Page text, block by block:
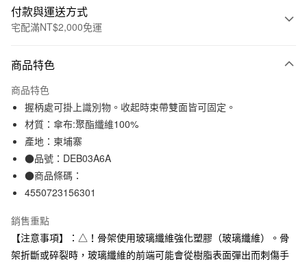
付款與運送方式
宅配滿NT$2,000免運
信用卡一次付款
信用卡分期付款
3 期 0 利率 每期NT$196
合作金庫商業銀行
華南商業銀行
上海商業儲蓄銀行
臺灣中小企業銀行
匯豐（台灣）商業銀行
聯邦商業銀行
元大商業銀行
永豐商業銀行
玉山商業銀行
星展（台灣）商業銀行
LINE Pay
Apple Pay
街口支付
悠遊付
運送方式
商品特色
商品特色
握柄處可掛上識別物。收起時束帶雙面皆可固定。
材質：傘布:聚酯纖維100%
產地：柬埔寨
●品號：DEB03A6A
●商品條碼：
4550723156301
銷售重點
【注意事項】：△！骨架使用玻璃纖維強化塑膠（玻璃纖維）。骨
架折斷或碎裂時，玻璃纖維的前端可能會從樹脂表面彈出而刺傷手